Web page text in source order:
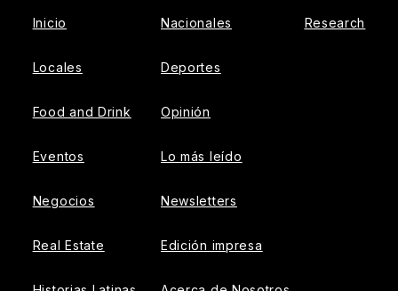
Inicio
Locales
Food and Drink
Eventos
Negocios
Real Estate
Nacionales
Deportes
Opinión
Lo más leído
Newsletters
Edición impresa
Research